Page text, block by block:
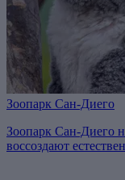
Зоопарк Сан-Диего
Зоопарк Сан-Диего
воссоздают